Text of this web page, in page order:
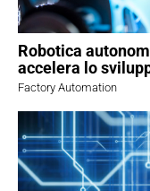
Robotica
accelera lo
Factory Automation